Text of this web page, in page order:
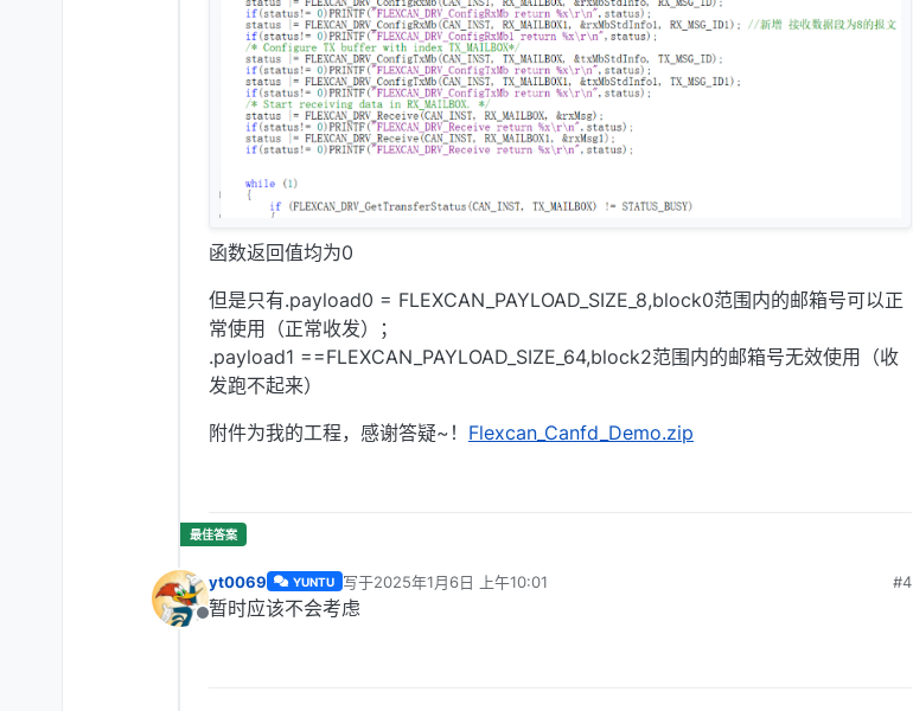
函数返回值均为0
但是只有.payload0 = FLEXCAN_PAYLOAD_SIZE_8,block0范围内的邮箱号可以正
常使用（正常收发）；
.payload1 ==FLEXCAN_PAYLOAD_SIZE_64,block2范围内的邮箱号无效使用（收
发跑不起来）
附件为我的工程，感谢答疑~！ Flexcan_Canfd_Demo.zip
离线
yt0069 YUNTU 写于2025年1月6日 上午10:01
最后由 编辑
#4
暂时应该不会考虑